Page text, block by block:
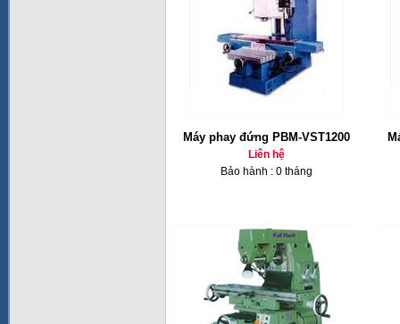
Máy phay đứng PBM-VST1200
Liên hệ
Bảo hành : 0 tháng